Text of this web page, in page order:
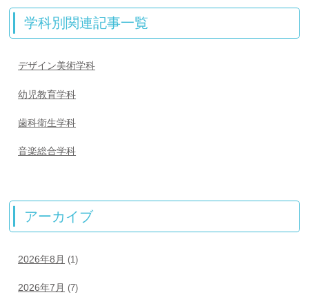
学科別関連記事一覧
デザイン美術学科
幼児教育学科
歯科衛生学科
音楽総合学科
アーカイブ
2026年8月 (1)
2026年7月 (7)